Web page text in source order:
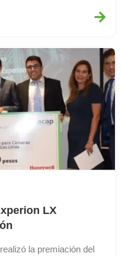
LX
la premiación del